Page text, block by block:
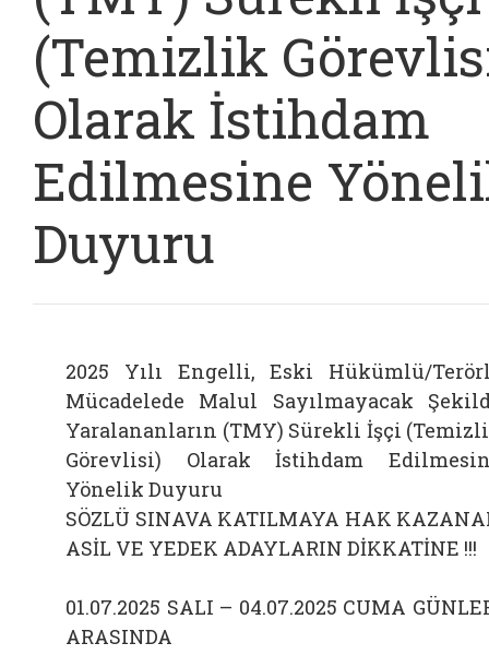
(Temizlik
Olarak İstihdam
Edilmesine
Duyuru
2025 Yılı Engelli, Eski Hükümlü/
Mücadelede Malul Sayılmayacak
Yaralananların (TMY) Sürekli İşçi
Görevlisi) Olarak İstihdam
Yönelik Duyuru
SÖZLÜ SINAVA KATILMAYA HAK
ASİL VE YEDEK ADAYLARIN DİKKATİNE !!!
01.07.2025 SALI – 04.07.2025 CUMA
ARASINDA